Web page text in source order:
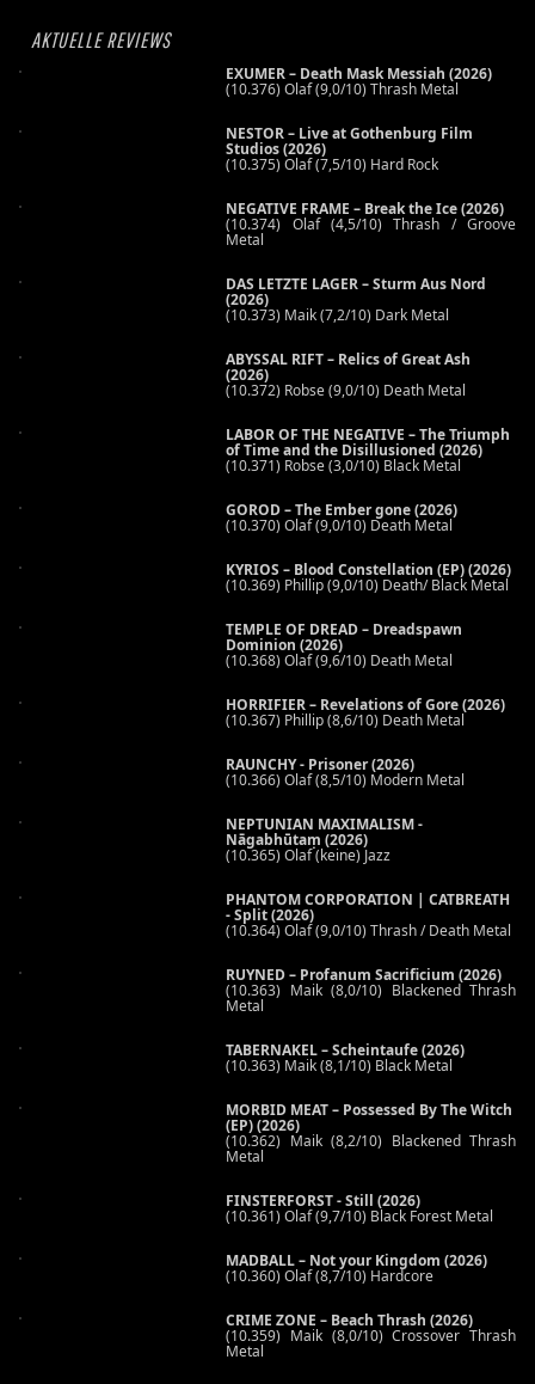
AKTUELLE REVIEWS
EXUMER – Death Mask Messiah (2026)
(10.376) Olaf (9,0/10) Thrash Metal
NESTOR – Live at Gothenburg Film
Studios (2026)
(10.375) Olaf (7,5/10) Hard Rock
NEGATIVE FRAME – Break the Ice (2026)
(10.374) Olaf (4,5/10) Thrash / Groove
Metal
DAS LETZTE LAGER – Sturm Aus Nord
(2026)
(10.373) Maik (7,2/10) Dark Metal
ABYSSAL RIFT – Relics of Great Ash
(2026)
(10.372) Robse (9,0/10) Death Metal
LABOR OF THE NEGATIVE – The Triumph
of Time and the Disillusioned (2026)
(10.371) Robse (3,0/10) Black Metal
GOROD – The Ember gone (2026)
(10.370) Olaf (9,0/10) Death Metal
KYRIOS – Blood Constellation (EP) (2026)
(10.369) Phillip (9,0/10) Death/ Black Metal
TEMPLE OF DREAD – Dreadspawn
Dominion (2026)
(10.368) Olaf (9,6/10) Death Metal
HORRIFIER – Revelations of Gore (2026)
(10.367) Phillip (8,6/10) Death Metal
RAUNCHY - Prisoner (2026)
(10.366) Olaf (8,5/10) Modern Metal
NEPTUNIAN MAXIMALISM -
Nāgabhūtaṃ (2026)
(10.365) Olaf (keine) Jazz
PHANTOM CORPORATION | CATBREATH
- Split (2026)
(10.364) Olaf (9,0/10) Thrash / Death Metal
RUYNED – Profanum Sacrificium (2026)
(10.363) Maik (8,0/10) Blackened Thrash
Metal
TABERNAKEL – Scheintaufe (2026)
(10.363) Maik (8,1/10) Black Metal
MORBID MEAT – Possessed By The Witch
(EP) (2026)
(10.362) Maik (8,2/10) Blackened Thrash
Metal
FINSTERFORST - Still (2026)
(10.361) Olaf (9,7/10) Black Forest Metal
MADBALL – Not your Kingdom (2026)
(10.360) Olaf (8,7/10) Hardcore
CRIME ZONE – Beach Thrash (2026)
(10.359) Maik (8,0/10) Crossover Thrash
Metal